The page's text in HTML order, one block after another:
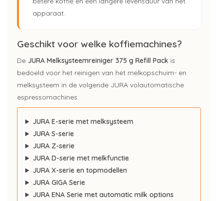
apparaat.
Geschikt voor welke koffiemachines?
De JURA Melksysteemreiniger 375 g Refill Pack is
bedoeld voor het reinigen van het melkopschuim- en
melksysteem in de volgende JURA volautomatische
espressomachines:
JURA E-serie met melksysteem
JURA S-serie
JURA Z-serie
JURA D-serie met melkfunctie
JURA X-serie en topmodellen
JURA GIGA Serie
JURA ENA Serie met automatic milk options